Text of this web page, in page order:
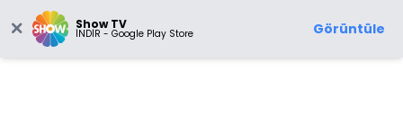
Show TV
İNDİR - Google Play Store Görüntüle